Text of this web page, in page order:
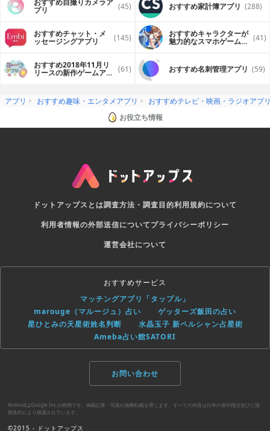
おすすめ自撮りカメラア
プリ (45) おすすめ家計簿アプリ (288)
おすすめチャット・メ
ッセージングアプリ (145) おすすめキャラクターが
魅力的なスマホゲームア (41)
おすすめ2018年11月リ
リースの新作ゲームアプ (61) おすすめ名刺管理アプリ (59)
アプリ おすすめ趣味・エンタメアプリ
おすすめテレビ・映画・ラジオアプ
お役立ち情報
ドットアップスとは調査方法・調査目的利用規約について
利用者情報の外部送信についてプライバシーポリシー
運営会社について
おすすめサービス
マッチングアプリ「タップル」
marouge（マルージュ）占い
ゲッターズ飯田の占い
星ひとみの天星術姓名判断
水晶玉子 新ペルシャン占星術
Ameba占い館SATORI
お問い合わせ
AndroidはGoogle Inc.の商標です。掲載記事・写真の無断転載を禁じます。すべての内容は日本の著作権法並びに国
際条約により保護されています。
©2015 - ドットアップス